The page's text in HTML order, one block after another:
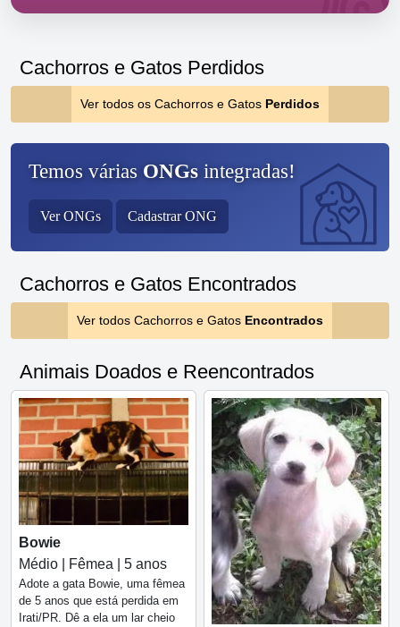
Cachorros e Gatos Perdidos
Ver todos os Cachorros e Gatos Perdidos
Temos várias ONGs integradas!
Ver ONGs Cadastrar ONG
Cachorros e Gatos Encontrados
Ver todos Cachorros e Gatos Encontrados
Animais Doados e Reencontrados
Bowie
Médio | Fêmea | 5 anos
Adote a gata Bowie, uma fêmea
de 5 anos que está perdida em
Irati/PR. Dê a ela um lar cheio